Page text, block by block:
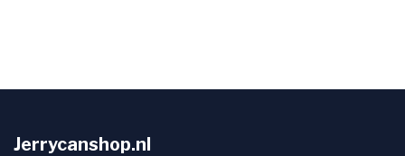
Jerrycanshop.nl